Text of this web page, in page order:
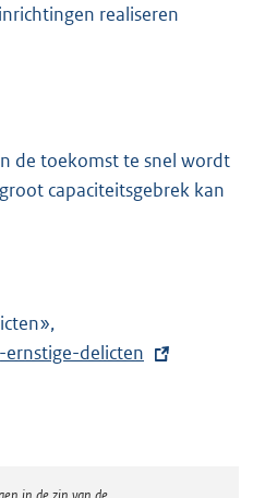
realiseren
de toekomst te snel wordt
capaciteitsgebrek kan
x delicten